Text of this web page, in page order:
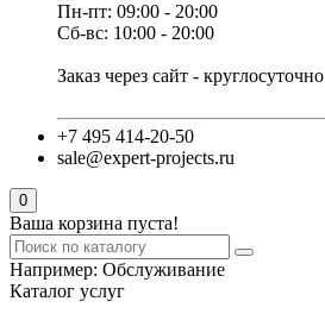
Пн-пт: 09:00 - 20:00
Сб-вс: 10:00 - 20:00
Заказ через сайт - круглосуточно
+7 495 414-20-50
sale@expert-projects.ru
0
Ваша корзина пуста!
Например: Обслуживание
Каталог услуг